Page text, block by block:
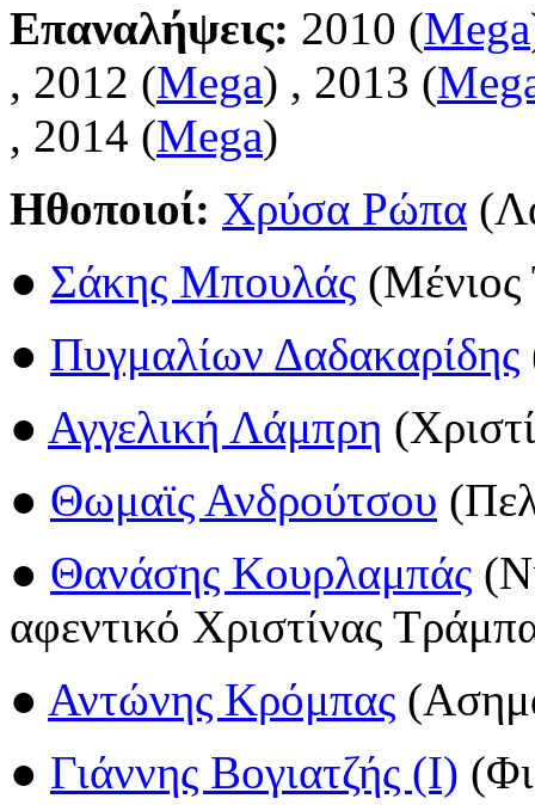
Επαναλήψεις: 2010 (Mega
, 2012 (Mega) , 2013 (
, 2014 (Mega)
Ηθοποιοί: Χρύσα Ρώπα
● Σάκης Μπουλάς
● Πυγμαλίων Δαδακαρίδης
● Αγγελική Λάμπρη
● Θωμαϊς Ανδρούτσου
● Θανάσης Κουρλαμπάς
αφεντικό Χριστίνας
● Αντώνης Κρόμπας
● Γιάννης Βογιατζής (I)